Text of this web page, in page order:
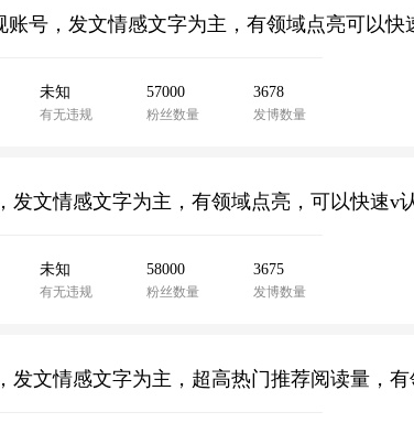
未知
有无违规
57000
粉丝数量
3678
发博数量
未知
有无违规
58000
粉丝数量
3675
发博数量